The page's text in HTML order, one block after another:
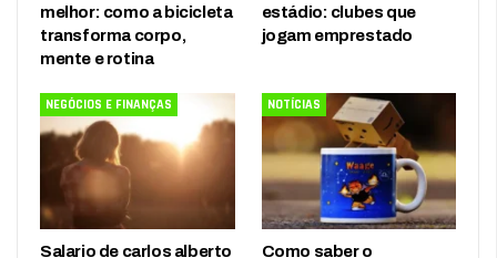
melhor: como a bicicleta
transforma corpo,
mente e rotina
estádio: clubes que
jogam emprestado
NEGÓCIOS E FINANÇAS
Salario de carlos alberto
NOTÍCIAS
Como saber o